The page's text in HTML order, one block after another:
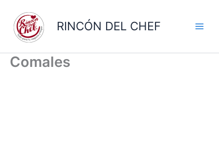
contenido
RINCÓN DEL CHEF
Comales